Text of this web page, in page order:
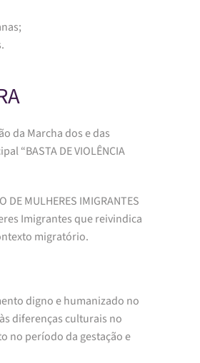
da Marcha dos e das
“BASTA DE VIOLÊNCIA
MULHERES IMIGRANTES
Imigrantes que reivindica
migratório.
digno e humanizado no
diferenças culturais no
no período da gestação e